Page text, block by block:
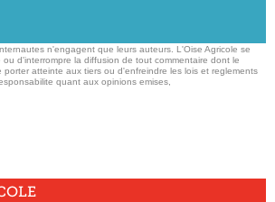
n'engagent que leurs auteurs. L'Oise Agricole se
d'interrompre la diffusion de tout commentaire dont le
atteinte aux tiers ou d'enfreindre les lois et reglements
quant aux opinions emises,